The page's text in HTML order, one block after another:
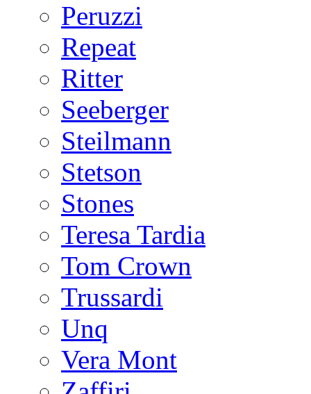
Peruzzi
Repeat
Ritter
Seeberger
Steilmann
Stetson
Stones
Teresa Tardia
Tom Crown
Trussardi
Unq
Vera Mont